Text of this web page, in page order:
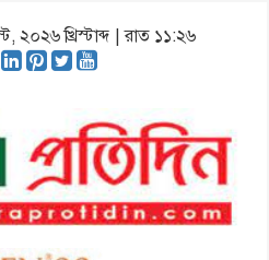
খ্রিস্টাব্দ | রাত ১১:২৬